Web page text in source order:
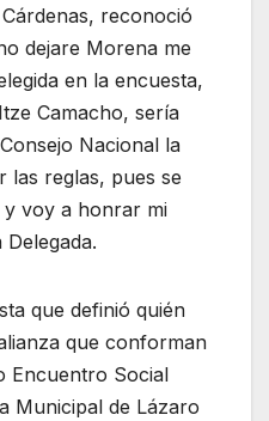
reconoció
dejare Morena me
en la encuesta,
Camacho, sería
Nacional la
las reglas, pues se
voy a honrar mi
que definió quién
que conforman
Encuentro Social
Municipal de Lázaro